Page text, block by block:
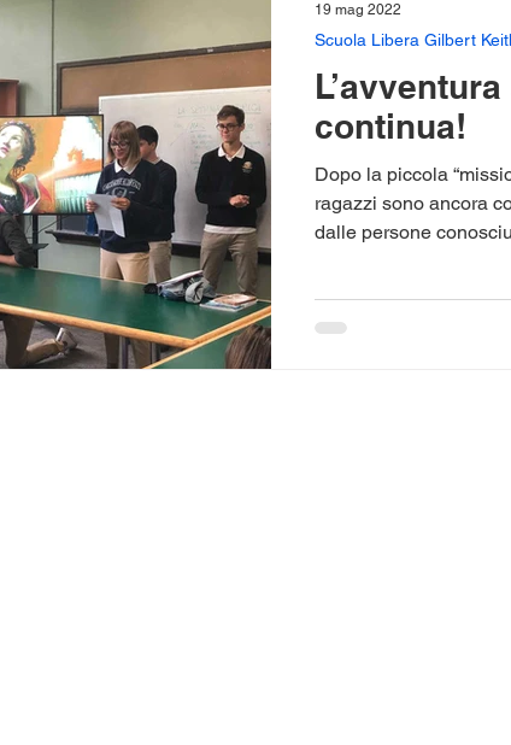
continua!
Dopo la piccola
ragazzi sono ancora
dalle persone
Scuola Libera Gilbert
19 mag 2022